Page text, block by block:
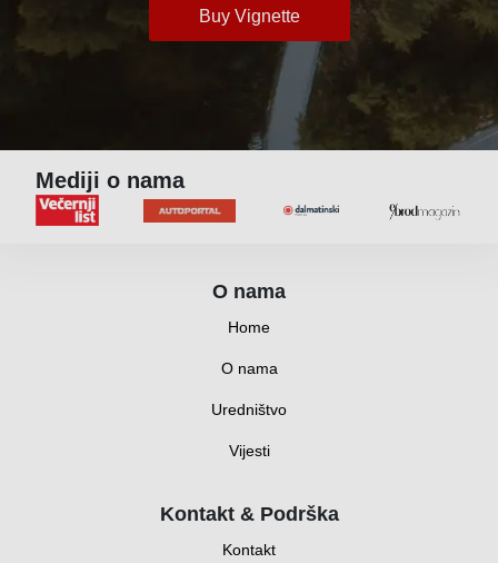
Buy Vignette
Mediji o nama
O nama
Home
O nama
Uredništvo
Vijesti
Kontakt & Podrška
Kontakt